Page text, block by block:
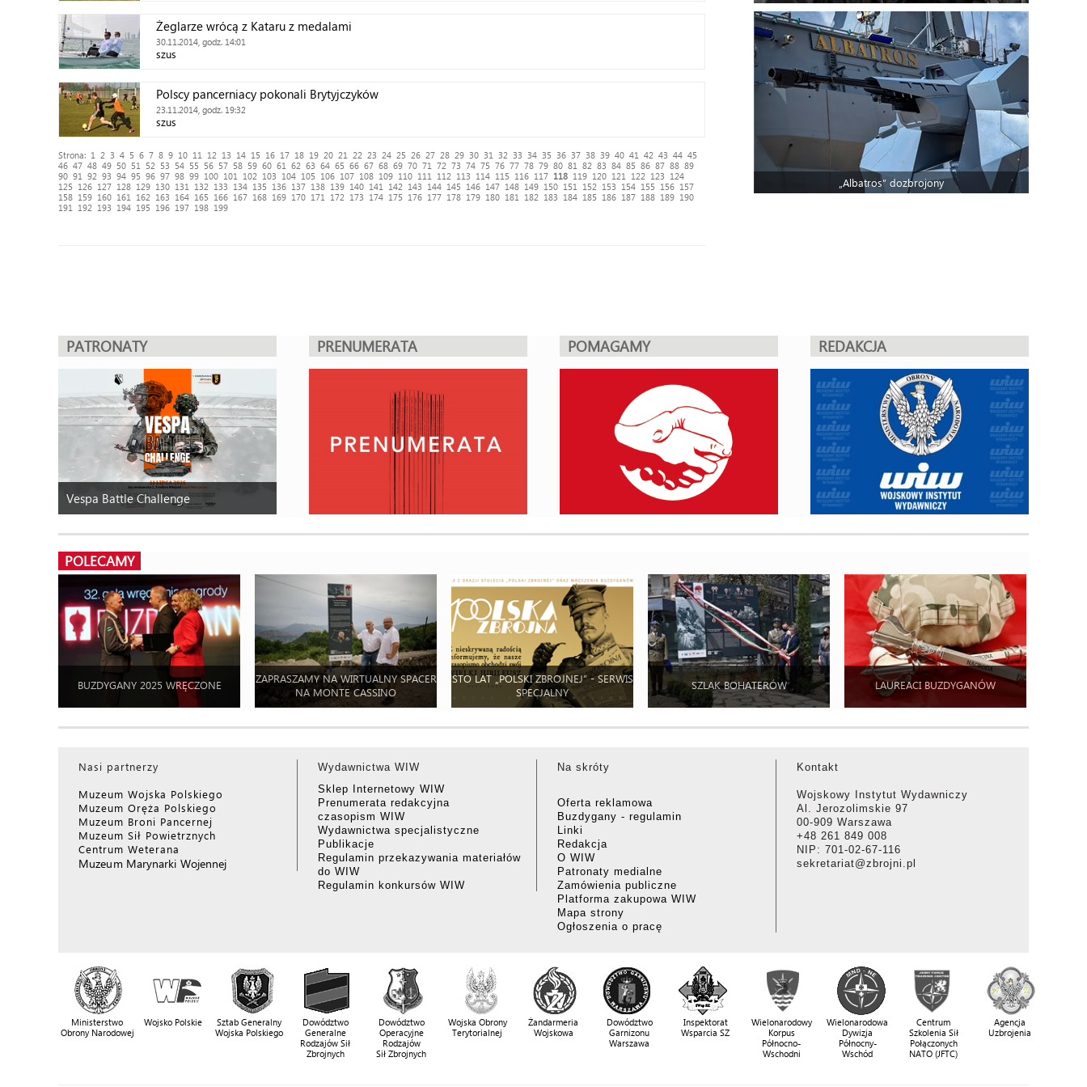
Żeglarze wrócą z Kataru z medalami
30.11.2014, godz. 14:01
szus
Polscy pancerniacy pokonali Brytyjczyków
23.11.2014, godz. 19:32
szus
Strona: 1 2 3 4 5 6 7 8 9 10 11 12 13 14 15 16 17 18 19 20 21 22 23 24 25 26 27 28 29 30 31 32 33 34 35 36 37 38 39 40 41 42 43 44 45
46 47 48 49 50 51 52 53 54 55 56 57 58 59 60 61 62 63 64 65 66 67 68 69 70 71 72 73 74 75 76 77 78 79 80 81 82 83 84 85 86 87 88 89
90 91 92 93 94 95 96 97 98 99 100 101 102 103 104 105 106 107 108 109 110 111 112 113 114 115 116 117 118 119 120 121 122 123
124
125
126 127 128 129 130 131 132 133 134 135 136 137 138 139 140 141 142 143 144 145 146 147 148 149 150 151 152 153 154 155 156 157
158 159 160 161 162 163 164 165 166 167 168 169 170 171 172 173 174 175 176 177 178 179 180 181 182 183 184 185 186 187 188 189 190
191
192 193 194 195 196 197 198 199
„Albatros” dozbrojony
PATRONATY
Vespa Battle Challenge
PRENUMERATA POMAGAMY REDAKCJA
POLECAMY
BUZDYGANY 2025 WRĘCZONE
ZAPRASZAMY NA WIRTUALNY SPACER
NA MONTE CASSINO
STO LAT „POLSKI ZBROJNEJ” - SERWIS
SPECJALNY
SZLAK BOHATERÓW LAUREACI BUZDYGANÓW
Nasi partnerzy
Muzeum Wojska Polskiego
Muzeum Oręża Polskiego
Muzeum Broni Pancernej
Muzeum Sił Powietrznych
Centrum Weterana
Muzeum Marynarki Wojennej
Wydawnictwa WIW
Sklep Internetowy WIW
Prenumerata redakcyjna
czasopism WIW
Wydawnictwa specjalistyczne
Publikacje
Regulamin przekazywania materiałów
do WIW
Regulamin konkursów WIW
Na skróty
Oferta reklamowa
Buzdygany - regulamin
Linki
Redakcja
O WIW
Patronaty medialne
Zamówienia publiczne
Platforma zakupowa WIW
Mapa strony
Ogłoszenia o pracę
Kontakt
Wojskowy Instytut Wydawniczy
Al. Jerozolimskie 97
00-909 Warszawa
+48 261 849 008
NIP: 701-02-67-116
sekretariat@zbrojni.pl
Ministerstwo
Obrony Narodowej
Wojsko Polskie
Sztab Generalny
Wojska Polskiego
Dowództwo
Generalne
Rodzajów Sił
Zbrojnych
Dowództwo
Operacyjne
Rodzajów
Sił Zbrojnych
Wojska Obrony
Terytorialnej
Żandarmeria
Wojskowa
Dowództwo
Garnizonu
Warszawa
Inspektorat
Wsparcia SZ
Wielonarodowy
Korpus
Północno-
Wschodni
Wielonarodowa
Dywizja
Północny-
Wschód
Centrum
Szkolenia Sił
Połączonych
NATO (JFTC)
Agencja
Uzbrojenia